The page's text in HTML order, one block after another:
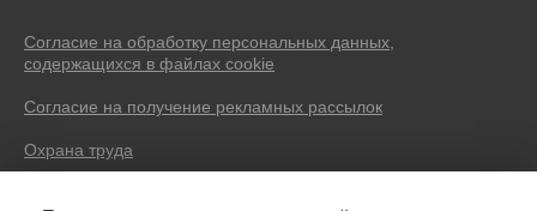
Согласие на обработку персональных данных,
содержащихся в файлах cookie
Согласие на получение рекламных рассылок
Охрана труда